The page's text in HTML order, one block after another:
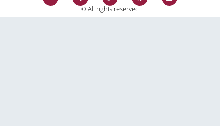
© All rights reserved